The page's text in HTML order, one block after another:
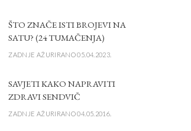
ŠTO ZNAČE ISTI BROJEVI NA
SATU? (24 TUMAČENJA)
ZADNJE AŽURIRANO 05.04.2023.
SAVJETI KAKO NAPRAVITI
ZDRAVI SENDVIČ
ZADNJE AŽURIRANO 04.05.2016.